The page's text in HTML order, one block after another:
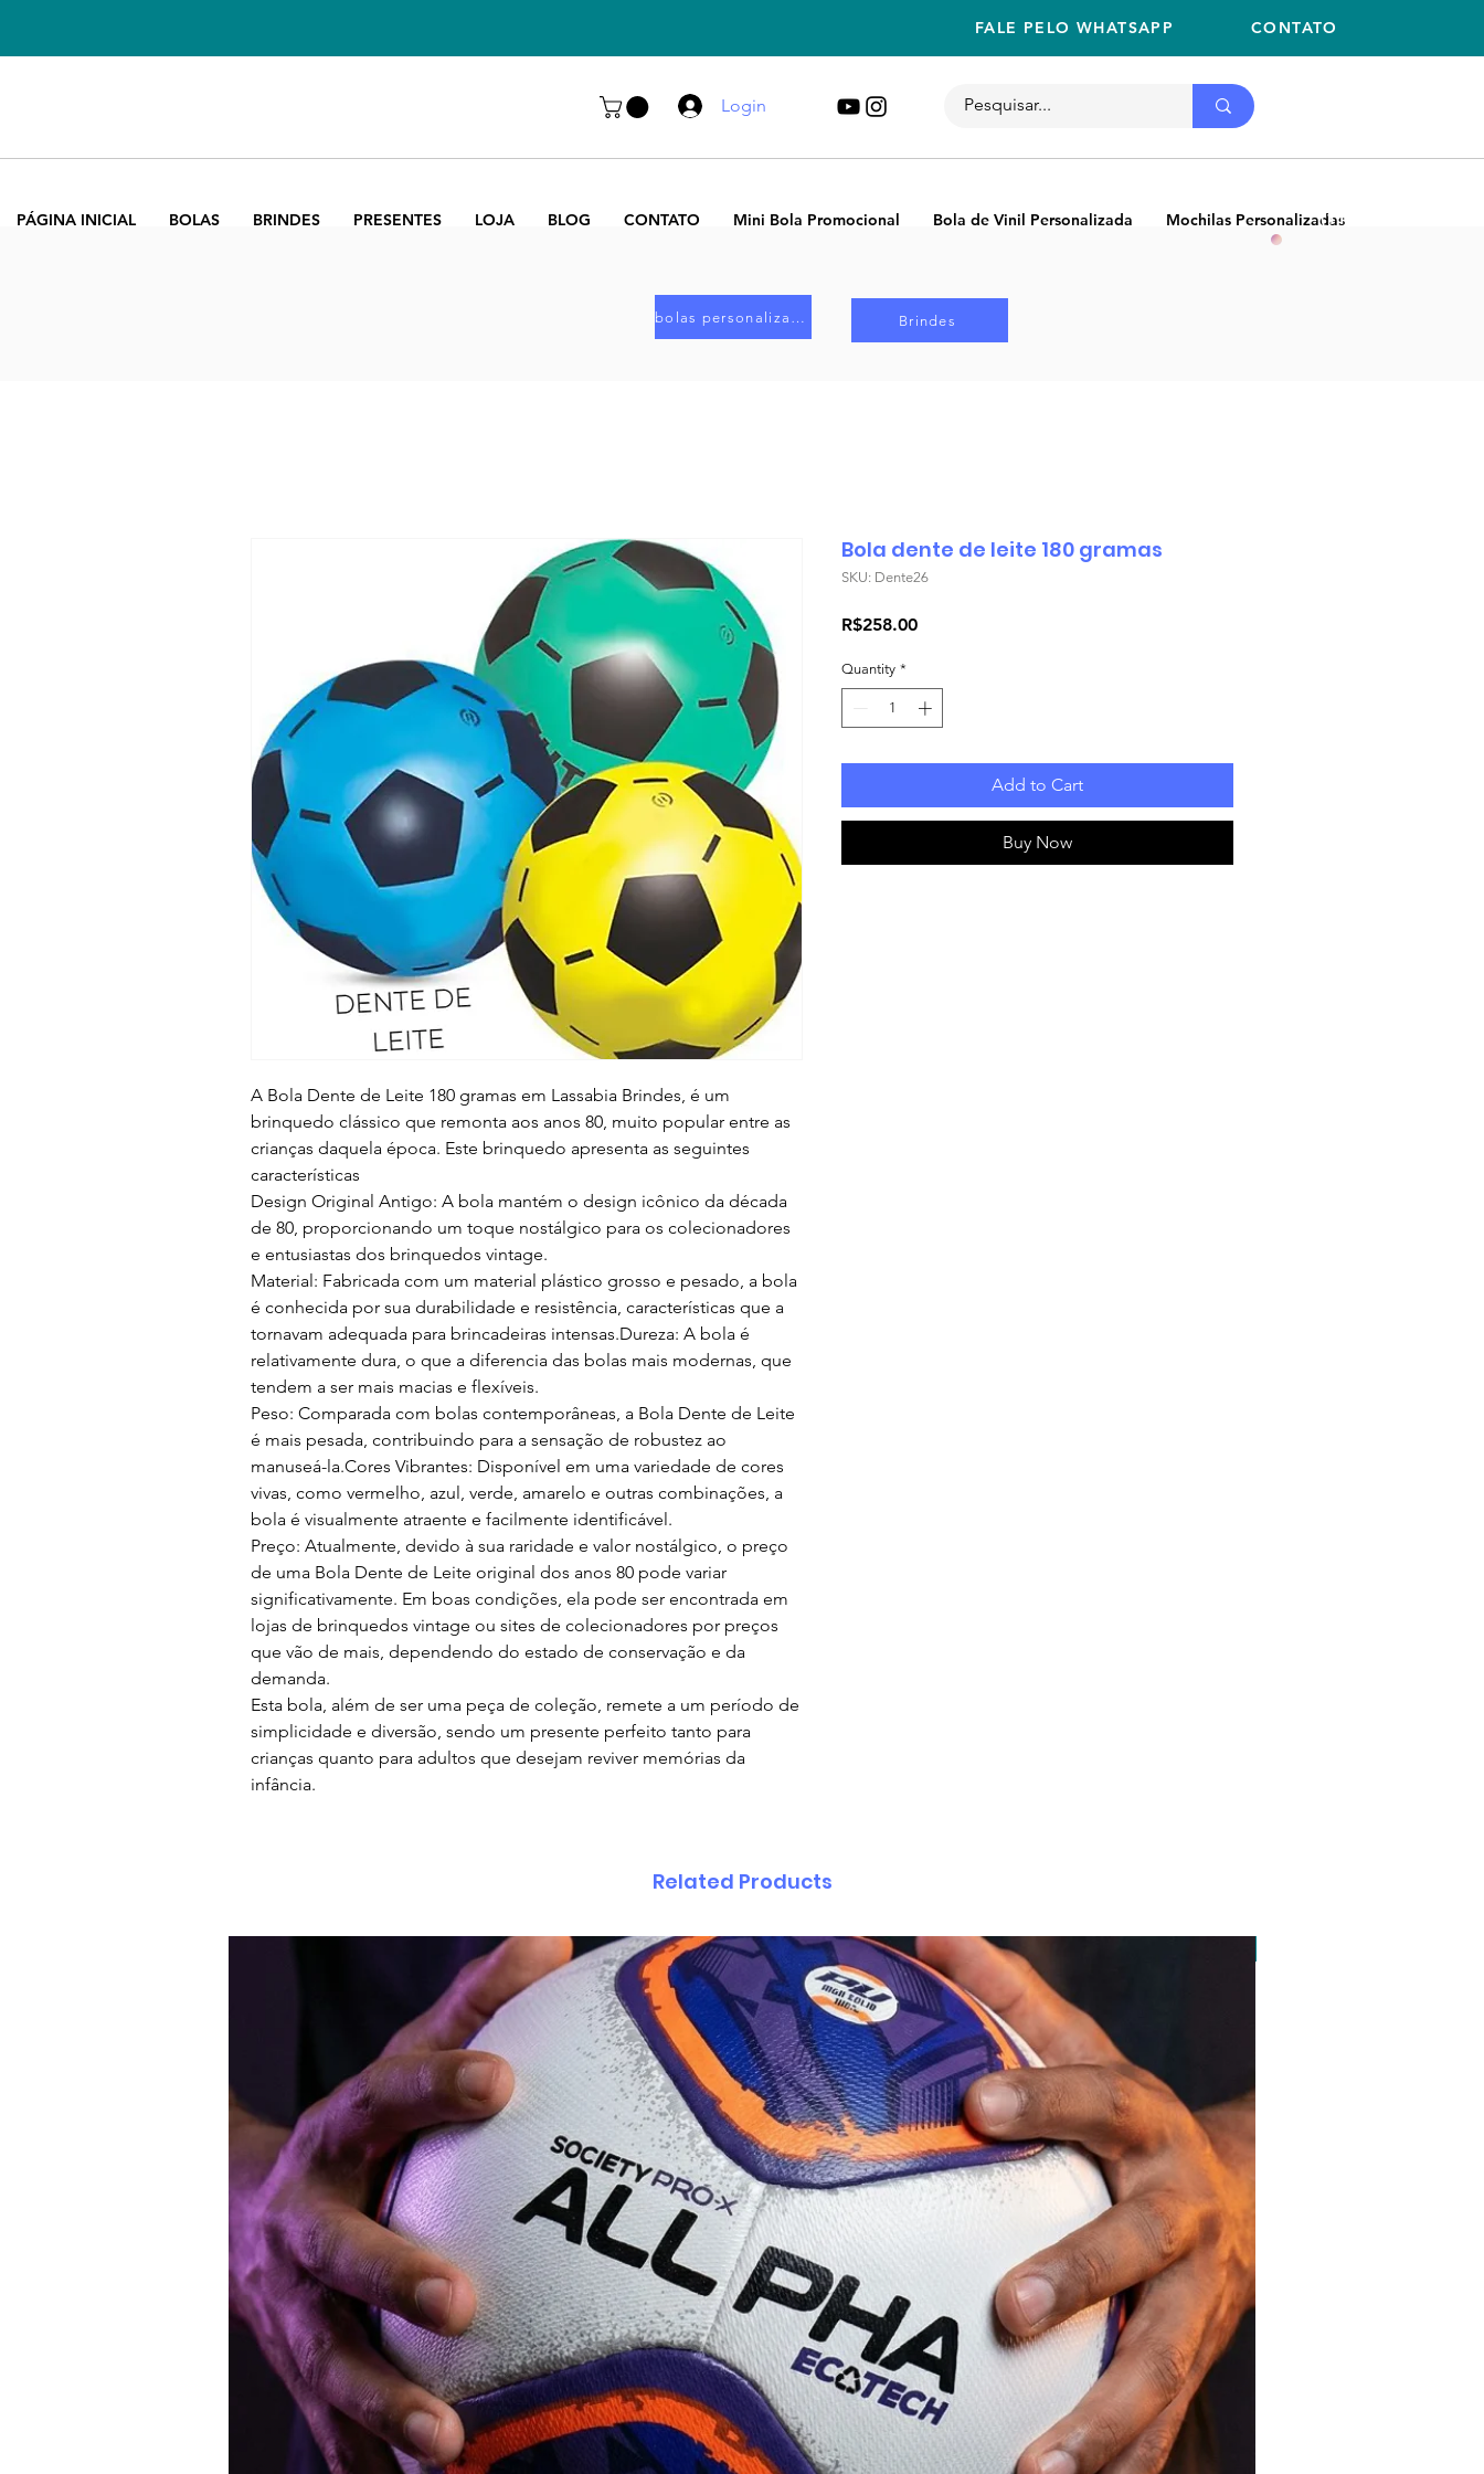
PÁGINA INICIAL BOLAS BRINDES PRESENTES LOJA BLOG CONTATO Mini Bola Promocional Bola de Vinil Personalizada Mochilas Personalizadas
Login
(11) 2059-2675
FALE PELO WHATSAPP CONTATO
NEW
bolas personalizadas Brindes
A Bola Dente de Leite 180 gramas em Lassabia Brindes, é um
brinquedo clássico que remonta aos anos 80, muito popular entre as
crianças daquela época. Este brinquedo apresenta as seguintes
características
Design Original Antigo: A bola mantém o design icônico da década
de 80, proporcionando um toque nostálgico para os colecionadores
e entusiastas dos brinquedos vintage.
Material: Fabricada com um material plástico grosso e pesado, a bola
é conhecida por sua durabilidade e resistência, características que a
tornavam adequada para brincadeiras intensas.Dureza: A bola é
relativamente dura, o que a diferencia das bolas mais modernas, que
tendem a ser mais macias e flexíveis.
Peso: Comparada com bolas contemporâneas, a Bola Dente de Leite
é mais pesada, contribuindo para a sensação de robustez ao
manuseá-la.Cores Vibrantes: Disponível em uma variedade de cores
vivas, como vermelho, azul, verde, amarelo e outras combinações, a
bola é visualmente atraente e facilmente identificável.
Preço: Atualmente, devido à sua raridade e valor nostálgico, o preço
de uma Bola Dente de Leite original dos anos 80 pode variar
significativamente. Em boas condições, ela pode ser encontrada em
lojas de brinquedos vintage ou sites de colecionadores por preços
que vão de mais, dependendo do estado de conservação e da
demanda.
Esta bola, além de ser uma peça de coleção, remete a um período de
simplicidade e diversão, sendo um presente perfeito tanto para
crianças quanto para adultos que desejam reviver memórias da
infância.
Bola dente de leite 180 gramas
SKU: Dente26
R$258.00Price
Quantity *
Add to Cart
Buy Now
Related Products